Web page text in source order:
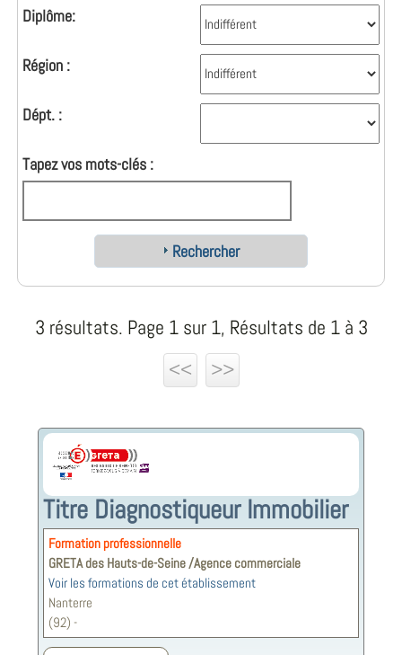
Diplôme:
Région :
Dépt. :
Tapez vos mots-clés :
Rechercher
3 résultats. Page 1 sur 1, Résultats de 1 à 3
<<
>>
Titre Diagnostiqueur Immobilier
Formation professionnelle
GRETA des Hauts-de-Seine /Agence commerciale
Voir les formations de cet établissement
Nanterre
(92) -